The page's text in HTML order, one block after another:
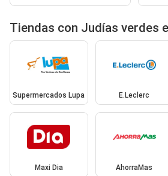
Tiendas con Judías verdes
Supermercados Lupa E.Leclerc
Maxi Dia AhorraMas